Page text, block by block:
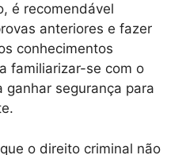
é recomendável
anteriores e fazer
conhecimentos
familiarizar-se com o
segurança para
o direito criminal não